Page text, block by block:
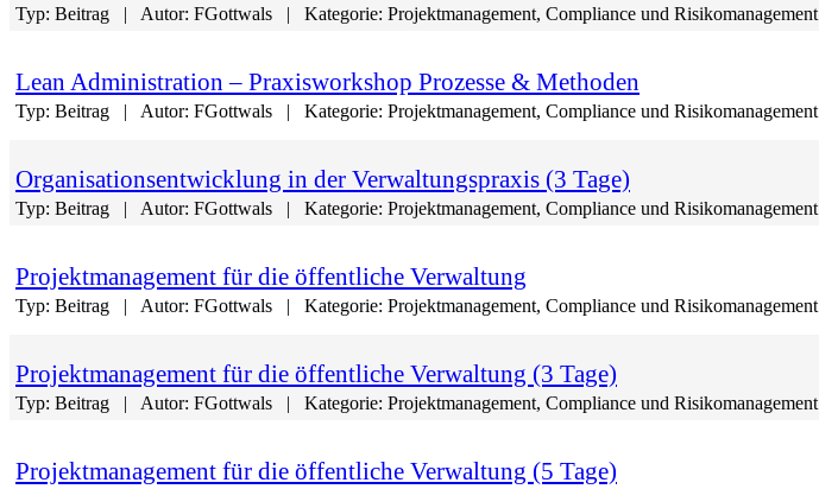
Typ: Beitrag Autor: FGottwals Kategorie: Projektmanagement, Compliance und Risikomanagement
Lean Administration – Praxisworkshop Prozesse & Methoden
Typ: Beitrag Autor: FGottwals Kategorie: Projektmanagement, Compliance und Risikomanagement
Organisationsentwicklung in der Verwaltungspraxis (3 Tage)
Typ: Beitrag Autor: FGottwals Kategorie: Projektmanagement, Compliance und Risikomanagement
Projektmanagement für die öffentliche Verwaltung
Typ: Beitrag Autor: FGottwals Kategorie: Projektmanagement, Compliance und Risikomanagement
Projektmanagement für die öffentliche Verwaltung (3 Tage)
Typ: Beitrag Autor: FGottwals Kategorie: Projektmanagement, Compliance und Risikomanagement
Projektmanagement für die öffentliche Verwaltung (5 Tage)